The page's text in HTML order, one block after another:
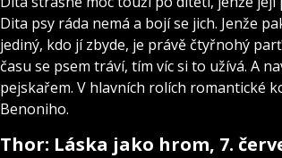
Dita psy ráda nemá a bojí se jich. Jenže
jediný, kdo jí zbyde, je právě čtyřnohý
času se psem tráví, tím víc si to užívá. A
pejskařem. V hlavních rolích romantické
Benoniho.
Thor: Láska jako hrom, 7.